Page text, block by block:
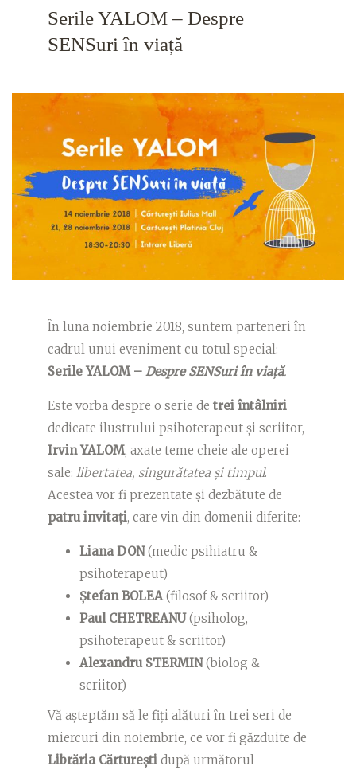
Serile YALOM – Despre
SENSuri în viață
În luna noiembrie 2018, suntem parteneri în
cadrul unui eveniment cu totul special:
Serile YALOM – Despre SENSuri în viață.
Este vorba despre o serie de trei întâlniri
dedicate ilustrului psihoterapeut și scriitor,
Irvin YALOM, axate teme cheie ale operei
sale: libertatea, singurătatea și timpul.
Acestea vor fi prezentate și dezbătute de
patru invitați, care vin din domenii diferite:
Liana DON(medic psihiatru &
psihoterapeut)
Ștefan BOLEA(filosof & scriitor)
Paul CHETREANU(psiholog,
psihoterapeut & scriitor)
Alexandru STERMIN(biolog &
scriitor)
Vă așteptăm să le fiți alături în trei seri de
miercuri din noiembrie, ce vor fi găzduite de
Librăria Cărturești după următorul